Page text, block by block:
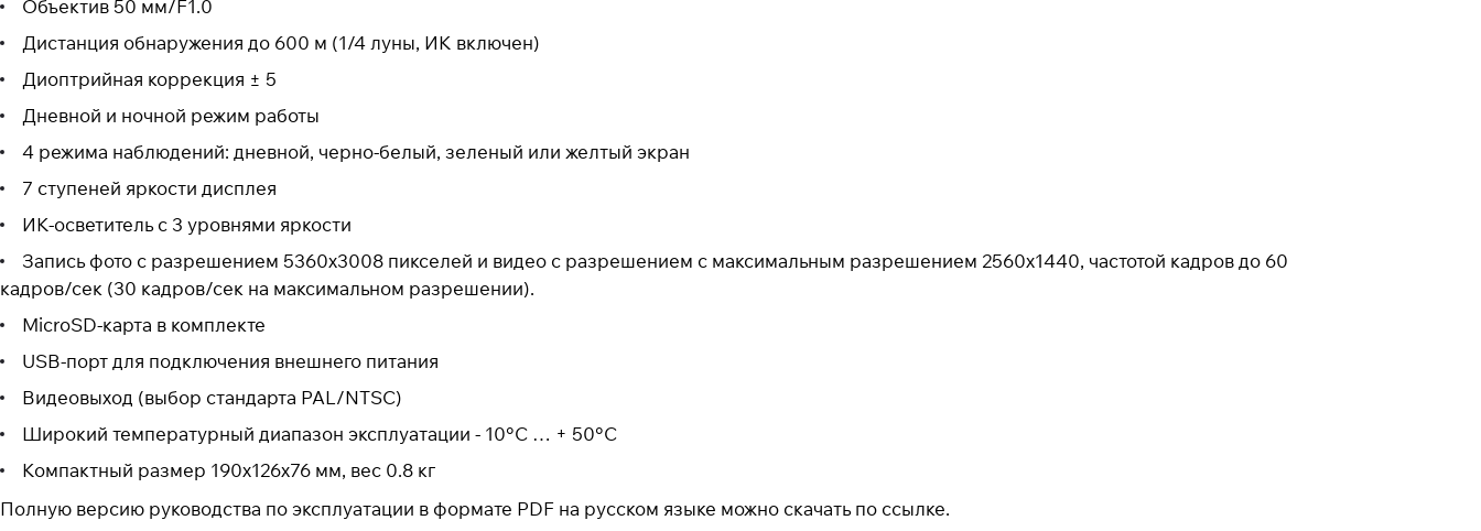
Объектив 50 мм/F1.0
Дистанция обнаружения до 600 м (1/4 луны, ИК включен)
Диоптрийная коррекция ± 5
Дневной и ночной режим работы
4 режима наблюдений: дневной, черно-белый, зеленый или желтый экран
7 ступеней яркости дисплея
ИК-осветитель с 3 уровнями яркости
Запись фото с разрешением 5360x3008 пикселей и видео с разрешением с максимальным разрешением 2560х1440, частотой кадров до 60
кадров/сек (30 кадров/сек на максимальном разрешении).
MicroSD-карта в комплекте
USB-порт для подключения внешнего питания
Видеовыход (выбор стандарта PAL/NTSC)
Широкий температурный диапазон эксплуатации - 10°C … + 50°C
Компактный размер 190х126х76 мм, вес 0.8 кг
Полную версию руководства по эксплуатации в формате PDF на русском языке можно скачать по ссылке.
8 800 302-02-51